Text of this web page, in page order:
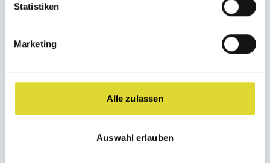
Statistiken
Marketing
Alle zulassen
Auswahl erlauben
hinsichtlich Mindestmass, dem Zurücksetzen
von Schonzeiten für bestimmte Fischsorten
Folgen Sie uns auf